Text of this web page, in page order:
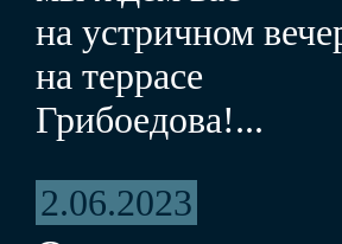
на устричном
на террасе
Грибоедова!...
2.06.2023